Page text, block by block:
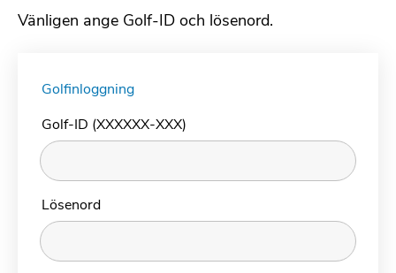
Vänligen ange Golf-ID och lösenord.
Golfinloggning
Golf-ID (XXXXXX-XXX)
Lösenord